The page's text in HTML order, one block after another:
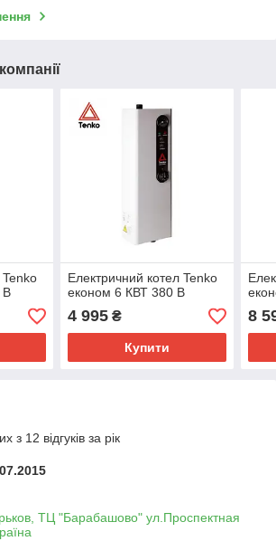
Tenko
В
Електричний котел Tenko
економ 6 КВТ 380 В
4 995₴
Купити
8
з 12 відгуків за рік
ТЦ "Барабашово" ул.Проспектная